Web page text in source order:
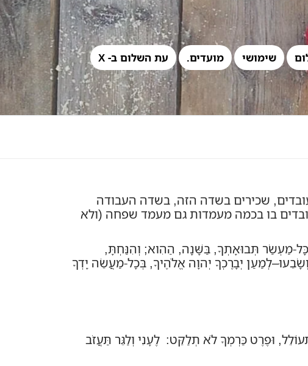
שימושי מועדים. עת השלום ב- X
שכירים בשדה הזה, בשדה העבודה
בו בכמה מעמדות גם מעמד שפחה (ולא
מַעְשַׂר תְּבוּאָתְךָ, בַּשָּׁנָה, הַהִוא; וְהִנַּחְתָּ,
יְבָרֶכְךָ יְהוָה אֱלֹהֶיךָ, בְּכָל-מַעֲשֵׂה יָדְךָ
וּפֶרֶט כַּרְמְךָ לֹא תְלַקֵּט: לֶעָנִי וְלַגֵּר תַּעֲזֹב